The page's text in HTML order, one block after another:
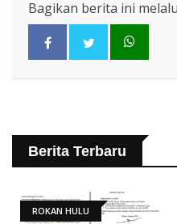
Bagikan berita ini
Berita Terbaru
ROKAN HULU